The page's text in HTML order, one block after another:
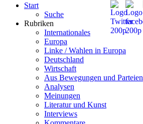
Start
Suche
Rubriken
Internationales
Europa
Linke / Wahlen in Europa
Deutschland
Wirtschaft
Aus Bewegungen und Parteien
Analysen
Meinungen
Literatur und Kunst
Interviews